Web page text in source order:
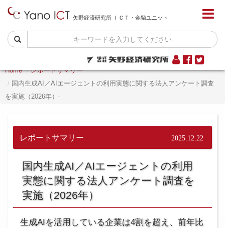
矢野経済研究所 ＩＣＴ・金融ユニット
Home
レポートサマリー
国内生成AI／AIエージェントの利用実態に関する法人アンケート調査
を実施（2026年）-
レポートサマリー 2025.12.22
国内生成AI／AIエージェントの利用
実態に関する法人アンケート調査を
実施（2026年）
生成AIを活用している企業は4割を超え、前年比